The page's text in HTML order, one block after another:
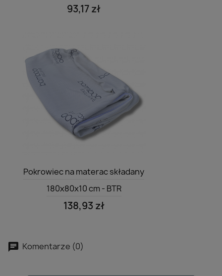
93,17 zł
 Szybki podgląd
Pokrowiec na materac składany
180x80x10 cm - BTR
138,93 zł
Komentarze (0)